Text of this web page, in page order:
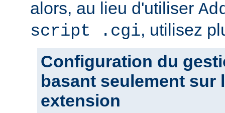
alors, au lieu d'utiliser
script .cgi, utilisez
Configuration du
basant seulement sur
extension